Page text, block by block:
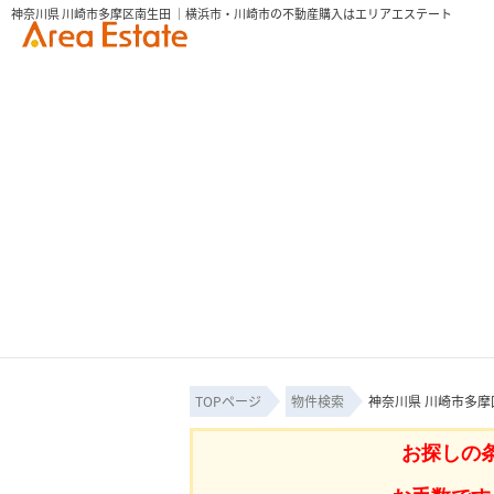
神奈川県 川崎市多摩区南生田 ｜横浜市・川崎市の不動産購入はエリアエステート
TOPページ 物件検索 神奈川県 川崎市多
お探しの